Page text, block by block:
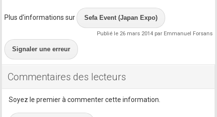
Plus d'informations sur Sefa Event (Japan Expo)
Publié le 26 mars 2014 par Emmanuel Forsans
Signaler une erreur
Commentaires des lecteurs
Soyez le premier à commenter cette information.